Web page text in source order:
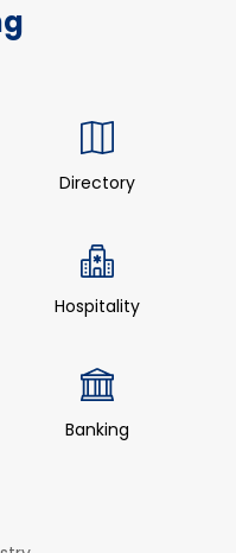
Directory
Hospitality
Banking